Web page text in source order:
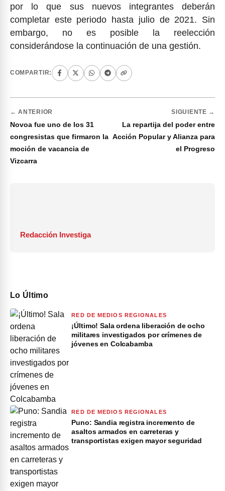
por lo que sus nuevos integrantes deberán
completar este periodo hasta julio de 2021. Sin
embargo, no es posible la reelección
considerándose la continuación de una gestión.
COMPARTIR:
← ANTERIOR
Novoa fue uno de los 31
congresistas que firmaron la
moción de vacancia de
Vizcarra
SIGUIENTE →
La repartija del poder entre
Acción Popular y Alianza para
el Progreso
Redacción Investiga
Lo Último
RED DE MEDIOS REGIONALES
¡Último! Sala ordena liberación de ocho
militares investigados por crímenes de
jóvenes en Colcabamba
RED DE MEDIOS REGIONALES
Puno: Sandia registra incremento de
asaltos armados en carreteras y
transportistas exigen mayor seguridad